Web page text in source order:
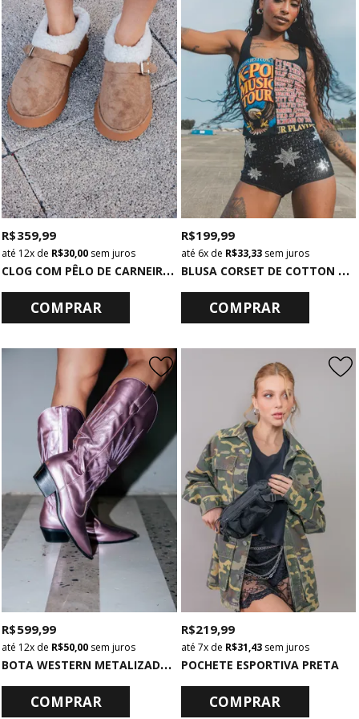
C
LOG COM PÊLO DE CARNEIRO MARROM
R$ 359,99
12x de R$ 30,00 sem juros
COMPRAR
B
LUSA CORSET DE COTTON PRETA K-POP
R$ 199,99
6xde R$ 33,33sem juros
COMPRAR
B
OTA WESTERN METALIZADA ROSA CLARO
R$ 599,99
12x de R$ 50,00 sem juros
COMPRAR
POCHETE ESPORTIVA PRETA
R$ 219,99
7xde R$ 31,43sem juros
COMPRAR